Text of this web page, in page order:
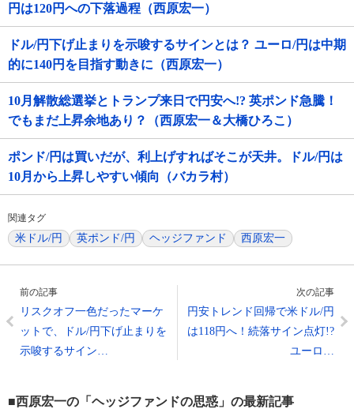
円は120円への下落過程（西原宏一）
ドル/円下げ止まりを示唆するサインとは？ ユーロ/円は中期
的に140円を目指す動きに（西原宏一）
10月解散総選挙とトランプ来日で円安へ!? 英ポンド急騰！
でもまだ上昇余地あり？（西原宏一＆大橋ひろこ）
ポンド/円は買いだが、利上げすればそこが天井。ドル/円は
10月から上昇しやすい傾向（バカラ村）
関連タグ
米ドル/円 英ポンド/円 ヘッジファンド 西原宏一
前の記事
リスクオフ一色だったマーケ
ットで、ドル/円下げ止まりを
示唆するサイン…
次の記事
円安トレンド回帰で米ドル/円
は118円へ！続落サイン点灯!?
ユーロ…
■西原宏一の「ヘッジファンドの思惑」の最新記事